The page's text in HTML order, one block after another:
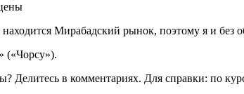
Мирабадский рынок, поэтому я и
(«Чорсу»).
Делитесь в комментариях. Для справки: по